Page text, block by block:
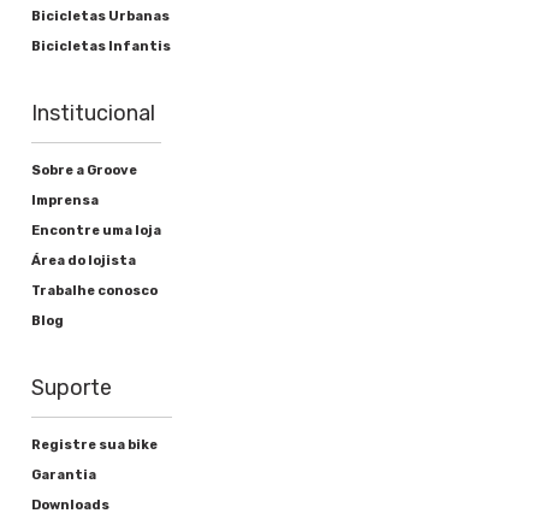
Bicicletas Urbanas
Bicicletas Infantis
Institucional
Sobre a Groove
Imprensa
Encontre uma loja
Área do lojista
Trabalhe conosco
Blog
Suporte
Registre sua bike
Garantia
Downloads